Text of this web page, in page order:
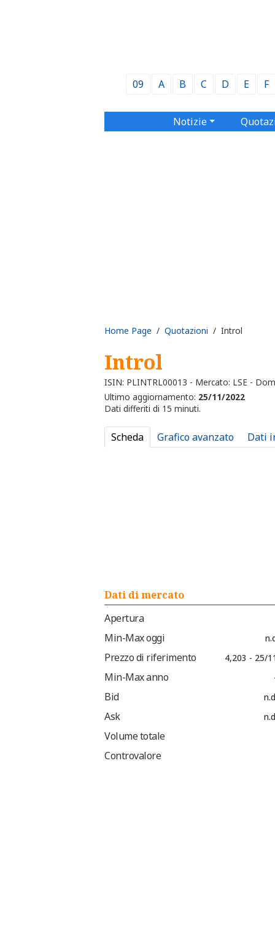
09 A B C D E F
Notizie
Home Page / Quotazioni / Introl
Introl
ISIN: PLINTRL00013 - Mercato: LSE -
Ultimo aggiornamento: 25/11/2022
Dati differiti di 15 minuti.
Scheda Grafico avanzato Dati
Dati di mercato
Apertura
Min-Max oggi
Prezzo di riferimento 4,203 - 25/
Min-Max anno
Bid
Ask
Volume totale
Controvalore